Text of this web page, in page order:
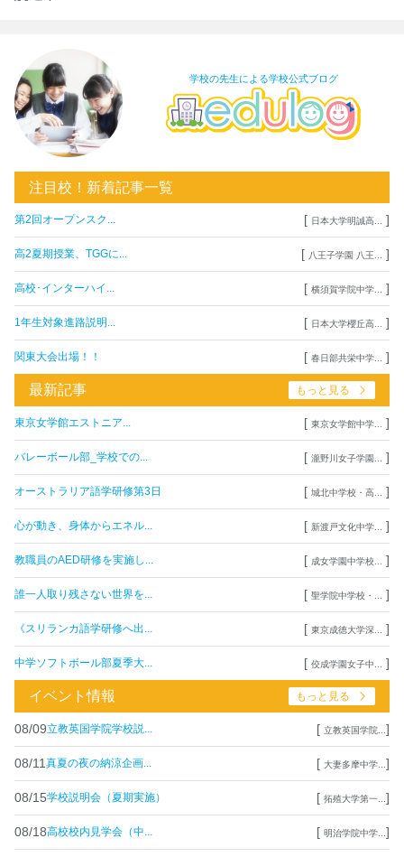
学校の先生による学校公式ブログ
注目校！新着記事一覧
第2回オープンスク... [ 日本大学明誠高... ]
高2夏期授業、TGGに... [ 八王子学園 八王... ]
高校･インターハイ... [ 横須賀学院中学... ]
1年生対象進路説明... [ 日本大学櫻丘高... ]
関東大会出場！！ [ 春日部共栄中学... ]
最新記事 もっと見る
東京女学館エストニア... [ 東京女学館中学... ]
バレーボール部_学校での... [ 瀧野川女子学園... ]
オーストラリア語学研修第3日 [ 城北中学校・高... ]
心が動き、身体からエネル... [ 新渡戸文化中学... ]
教職員のAED研修を実施し... [ 成女学園中学校... ]
誰一人取り残さない世界を... [ 聖学院中学校・... ]
《スリランカ語学研修へ出... [ 東京成徳大学深... ]
中学ソフトボール部夏季大... [ 佼成学園女子中... ]
イベント情報 もっと見る
08/09立教英国学院学校説... [ 立教英国学院... ]
08/11 真夏の夜の納涼企画... [ 大妻多摩中学... ]
08/15学校説明会（夏期実施） [ 拓殖大学第一... ]
08/18高校校内見学会（中... [ 明治学院中学... ]